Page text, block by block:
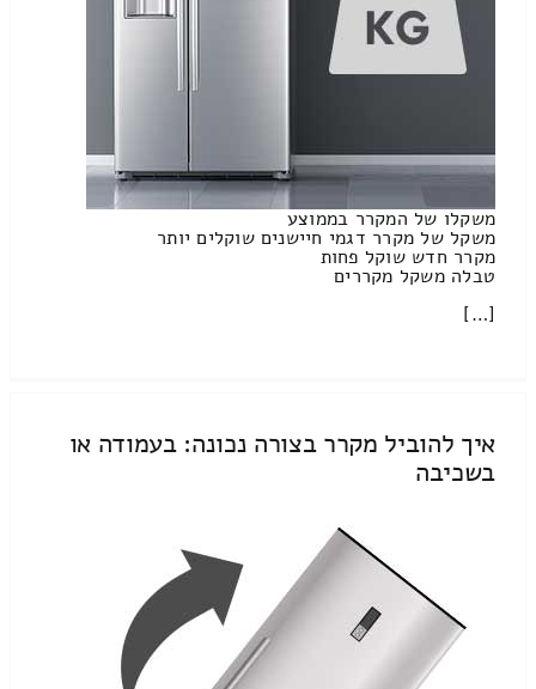
משקלו של המקרר בממוצע
משקל של מקרר דגמי חיישנים שוקלים יותר
מקרר חדש שוקל פחות
טבלה משקל מקררים
[…]
איך להוביל מקרר בצורה נכונה: בעמודה או
בשכיבה